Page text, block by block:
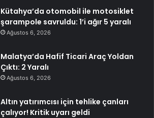
Kütahya’da otomobil ile motosiklet
şarampole savruldu: 1’i ağır 5 yaralı
Ağustos 6, 2026
Malatya’da Hafif Ticari Araç Yoldan
Çıktı: 2 Yaralı
Ağustos 6, 2026
Altın yatırımcısı için tehlike çanları
çalıyor! Kritik uyarı geldi